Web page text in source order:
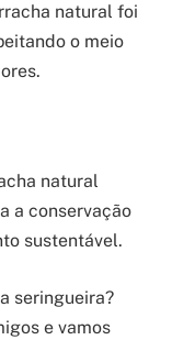
natural foi
o meio
natural
a conservação
sustentável.
seringueira?
e vamos